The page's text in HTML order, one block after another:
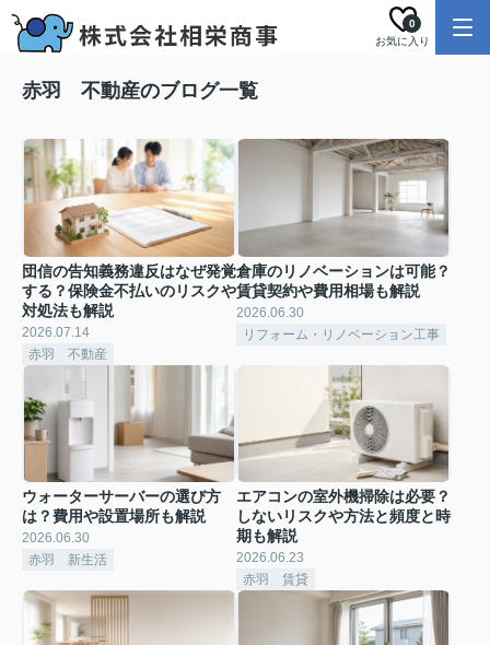
お気に入り
0
赤羽 不動産のブログ一覧
団信の告知義務違反はなぜ発覚
する？保険金不払いのリスクや
対処法も解説
2026.07.14
赤羽 不動産
倉庫のリノベーションは可能？
賃貸契約や費用相場も解説
2026.06.30
リフォーム・リノベーション工事
ウォーターサーバーの選び方
は？費用や設置場所も解説
2026.06.30
赤羽 新生活
エアコンの室外機掃除は必要？
しないリスクや方法と頻度と時
期も解説
2026.06.23
赤羽 賃貸